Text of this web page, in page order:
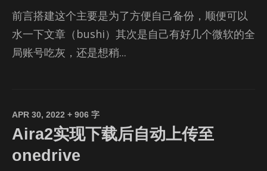
前言搭建这个主要是为了方便自己备份，顺便可以
水一下文章（bushi）其次是自己有好几个微软的全
局账号吃灰，还是想稍...
APR 30, 2022 + 906 字
Aira2实现下载后自动上传至
onedrive